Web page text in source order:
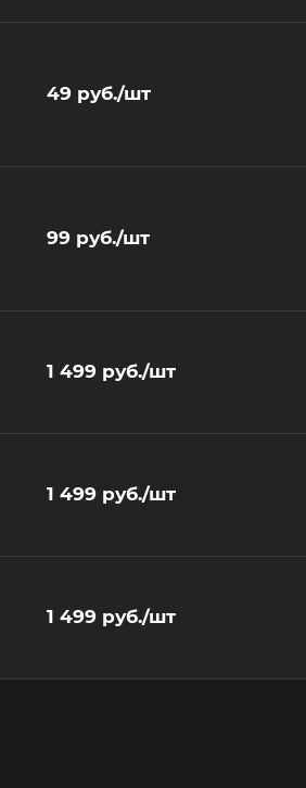
49 руб./шт
99 руб./шт
1 499 руб./шт
1 499 руб./шт
1 499 руб./шт